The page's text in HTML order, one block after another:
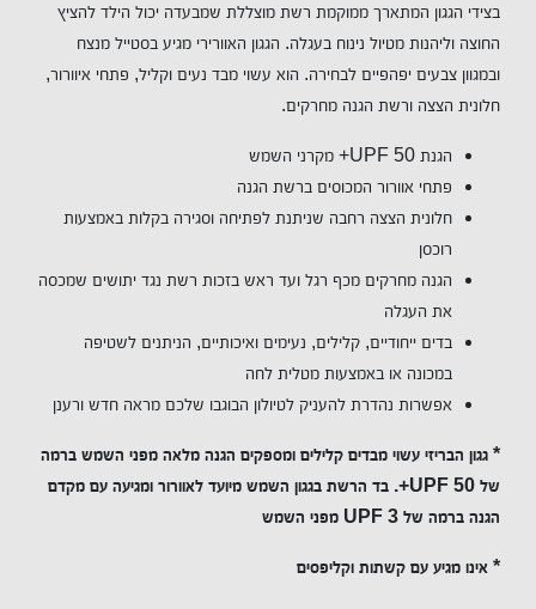
בצידי הגגון המתארך ממוקמת רשת מוצללת שמבעדה יכול הילד להציץ
החוצה וליהנות מטיול נינוח בעגלה. הגגון האוורירי מגיע בסטייל מנצח
ובמגוון צבעים יפהפיים לבחירה. הוא עשוי מבד נעים וקליל, פתחי איוורור,
חלונית הצצה ורשת הגנה מחרקים.
הגנת UPF 50+ מקרני השמש
פתחי אוורור המכוסים ברשת הגנה
חלונית הצצה רחבה שניתנת לפתיחה וסגירה בקלות באמצעות
רוכסן
הגנה מחרקים מכף רגל ועד ראש בזכות רשת נגד יתושים שמכסה
את העגלה
בדים ייחודיים, קלילים, נעימים ואיכותיים, הניתנים לשטיפה
במכונה או באמצעות מטלית לחה
אפשרות נהדרת להעניק לטיולון הבוגבו שלכם מראה חדש ורענן
* גגון הבריזי עשוי מבדים קלילים ומספקים הגנה מלאה מפני השמש ברמה
של UPF 50+. בד הרשת בגגון השמש מיועד לאוורור ומגיעה עם מקדם
הגנה ברמה של UPF 3 מפני השמש
* אינו מגיע עם קשתות וקליפסים